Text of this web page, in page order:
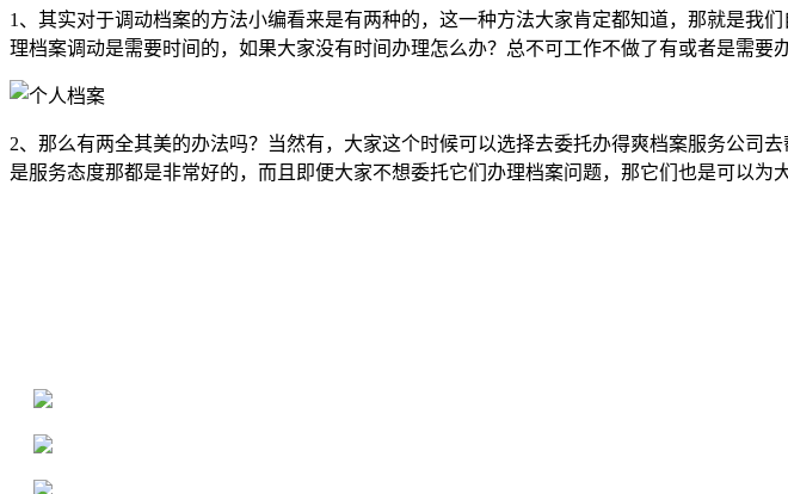
1、其实对于调动档案的方法小编看来是有两种的，这一种方法大家肯定都知道，那就是我
理档案调动是需要时间的，如果大家没有时间办理怎么办？总不可工作不做了有或者是需
2、那么有两全其美的办法吗？当然有，大家这个时候可以选择去委托办得爽档案服务公司
是服务态度那都是非常好的，而且即便大家不想委托它们办理档案问题，那它们也是可以